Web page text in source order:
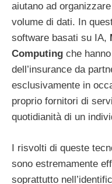
aiutano ad
volume di dati. In
software basati su IA,
Computing che
dell’insurance da
esclusivamente in
proprio fornitori di
quotidianità di un
I risvolti di queste
sono estremamente
soprattutto